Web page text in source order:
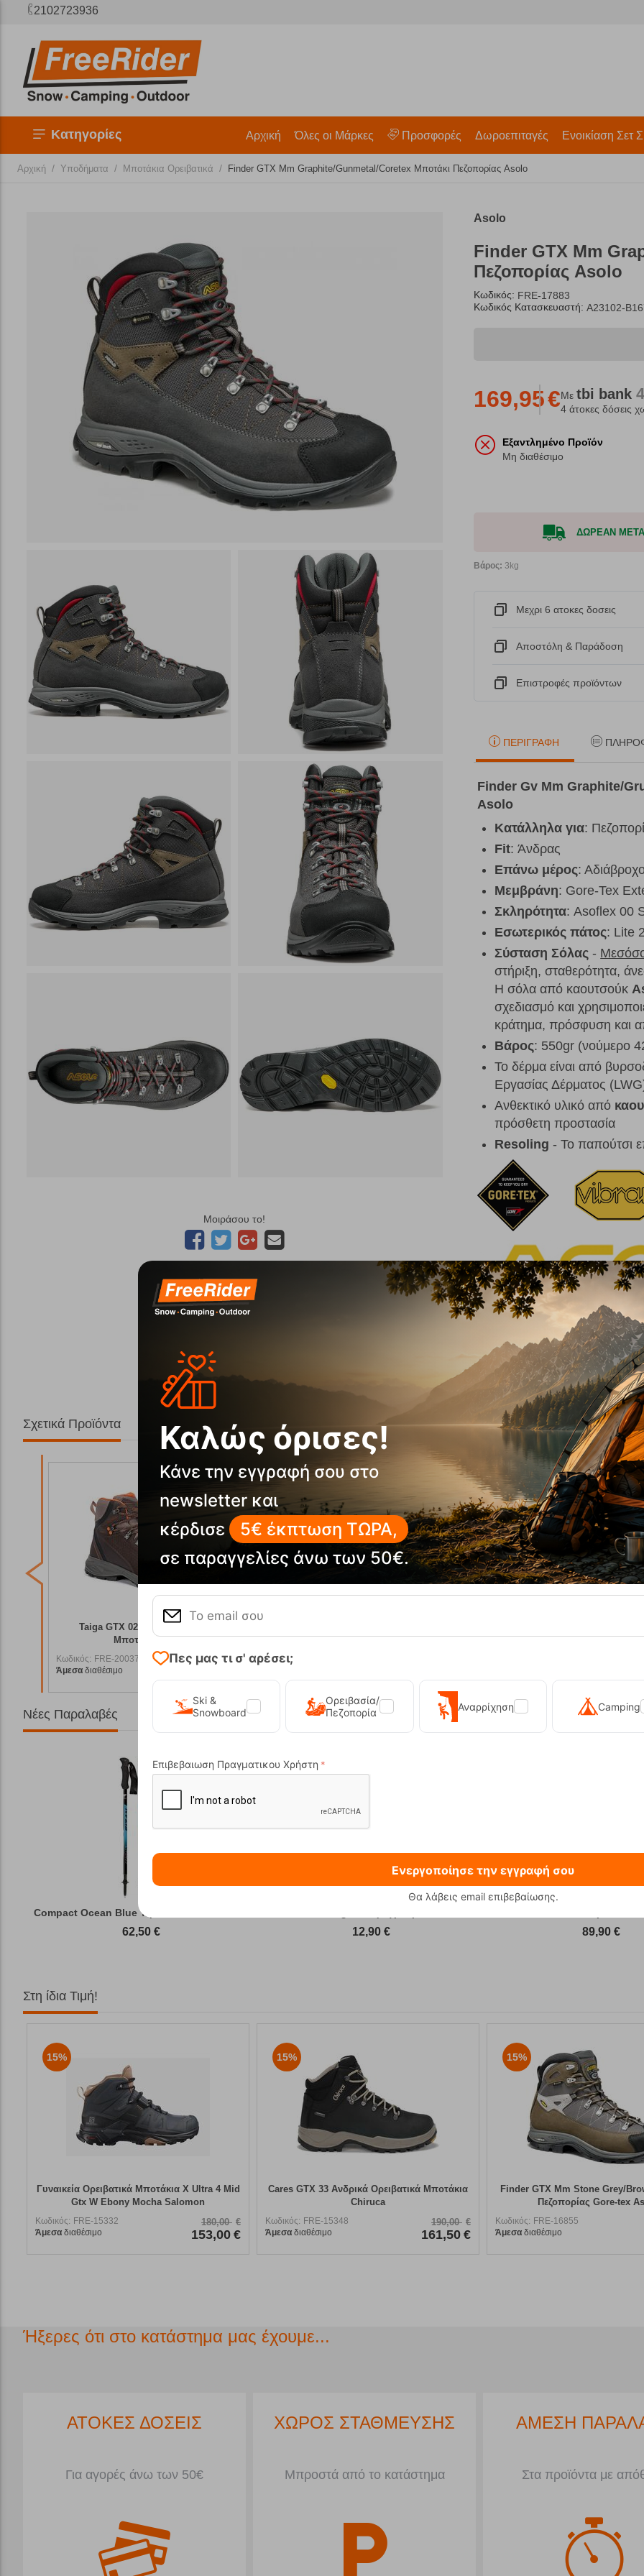
2102723936
Κατηγορίες Αρχική Όλες οι Μάρκες Προσφορές Δωροεπιταγές Ενοικίαση Σετ
Αρχική / Υποδήματα / Μποτάκια Ορειβατικά / Finder GTX Mm Graphite/Gunmetal/Coretex Μποτάκι Πεζοπορίας Asolo
Μοιράσου το!
Asolo
Finder GTX Mm
Πεζοπορίας Asolo
Κωδικός: FRE-17883
Κωδικός Κατασκευαστή: A23102-
169,95€Μεtbi bank
4 άτοκες δόσεις
Εξαντλημένο Προϊόν
Μη διαθέσιμο
ΔΩΡΕΑΝ
Βάρος: 3kg
Μεχρι 6 ατοκες δοσεις
Αποστόλη & Παράδοση
Eπιστροφές προϊόντων
ΠΕΡΙΓΡΑΦΉ
Finder Gv Mm Graphite/
Asolo
Κατάλληλα για:
Fit: Άνδρας
Επάνω μέρος:
Μεμβράνη: Gore-Tex
Σκληρότητα: Asoflex 00
Εσωτερικός πάτος: Lite 2
Σύσταση Σόλας -
στήριξη, σταθερότητα,
Η σόλα από καουτσούκ
σχεδιασμό και
κράτημα, πρόσφυση και
Βάρος: 550gr (νούμερο
Το δέρμα είναι από
Εργασίας Δέρματος
Ανθεκτικό υλικό από
πρόσθετη προστασία
Resoling - Το παπούτσι
Σχετικά Προϊόντα
Pointer 01 GTX Ανδρικά Ορειβατικά
Μποτάκια Chiruca
Κωδικός: FRE-20036
Άμεσα διαθέσιμο
Μποτάκια Chiruca
Κωδικός:
Gore-Tex Chiruca
Νέες Παραλαβές
62,50 € 12,90 € 89,90 €
Στη ίδια Τιμή!
15%
Γυναικεία Ορειβατικά Μποτάκια X Ultra 4 Mid
Gtx W Ebony Mocha Salomon
Κωδικός: FRE-15332
Άμεσα διαθέσιμο
180,00 €
153,00 €
15%
Cares GTX 33 Ανδρικά Ορειβατικά Μποτάκια
Chiruca
Κωδικός: FRE-15348
Άμεσα διαθέσιμο
190,00 €
161,50 €
15%
Finder GTX Mm Stone Grey/
Πεζοπορίας Gore-tex
Κωδικός: FRE-16855
Άμεσα διαθέσιμο
Ήξερες ότι στο κατάστημα μας έχουμε...
ΔΩΡΕΑΝ ΜΕΤΑΦΟΡΙΚΑ*
Για Παραγγελίες άνω 79€<5kg
ΑΤΟΚΕΣ ΔΟΣΕΙΣ
Για αγορές άνω των 50€
ΧΩΡΟΣ
Μπροστά από το
Καλώς όρισες!
Κάνε την εγγραφή σου στο
newsletter και
κέρδισε
5€ έκπτωση ΤΩΡΑ,
σε παραγγελίες άνω των 50€.
Πες μας τι σ' αρέσει;
Ski &
Snowboard
Ορειβασία/
Πεζοπορία
Αναρρίχηση Camping
Επιβεβαιωση Πραγματικου Χρήστη
Ενεργοποίησε την εγγραφή σου
Θα λάβεις email επιβεβαίωσης.